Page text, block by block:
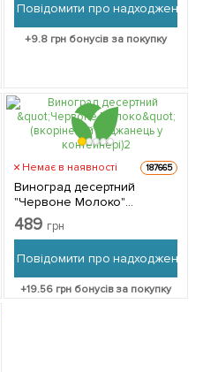
Повідомити про надходження
+9.8 грн бонусів за покупку
Немає в наявності 187665
Виноград десертний
"Червоне Молоко"
(вкорінений саджанець у
контейнері) 1 саджанець в
489 грн
Повідомити про надходження
+19.56грн бонусів за покупку